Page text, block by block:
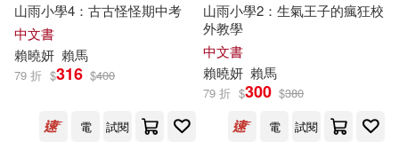
價格
範圍
山雨小學4：古古怪怪期中考
中文書
賴曉妍 賴馬
79 折 $316 $400
電 試閱
山雨小學2：生氣王子的瘋狂校
外教學
中文書
賴曉妍 賴馬
79 折 $300 $380
電
試閱